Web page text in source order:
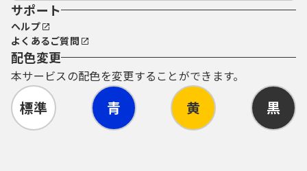
サポート
ヘルプ
よくあるご質問
配色変更
本サービスの配色を変更することができます。
標準 青 黄 黒